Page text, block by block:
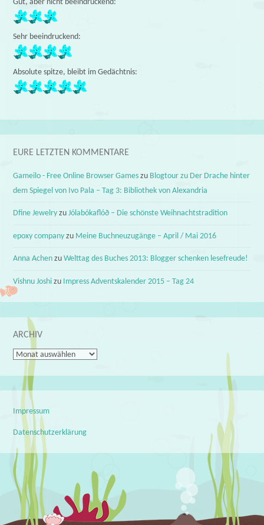
Gut, aber nicht beeindruckend:
Sehr beeindruckend:
Absolute spitze, bleibt im Gedächtnis:
EURE LETZTEN KOMMENTARE
Gameilo - Free Online Browser Games zu Blogtour zu Der Drache hinter
dem Spiegel von Ivo Pala – Tag 3: Bibliothek von Alexandria
Dfine Jewelry zuJólabókaflóð – Die schönste Weihnachtstradition
epoxy company zu Meine Buchneuzugänge – April / Mai 2016
Anna Achen zuWelttag des Buches 2013: Blogger schenken lesefreude!
Vishnu Joshi zu Impress Adventskalender 2015 – Tag 24
ARCHIV
Archiv
Impressum
Datenschutzerklärung